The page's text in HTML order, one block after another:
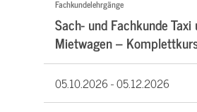
Fachkundelehrgänge
Sach- und Fachkunde Taxi
Mietwagen –
05.10.2026 -05.12.2026